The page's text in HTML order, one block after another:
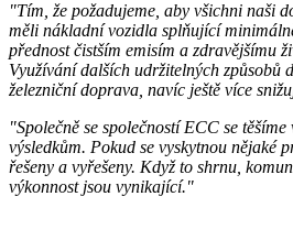
"Tím, že požadujeme, aby všichni naši
měli nákladní vozidla splňující
přednost čistším emisím a zdravějšímu
Využívání dalších udržitelných způsobů
železniční doprava, navíc ještě více
"Společně se společností ECC se
výsledkům. Pokud se vyskytnou nějaké
řešeny a vyřešeny. Když to shrnu,
výkonnost jsou vynikající."